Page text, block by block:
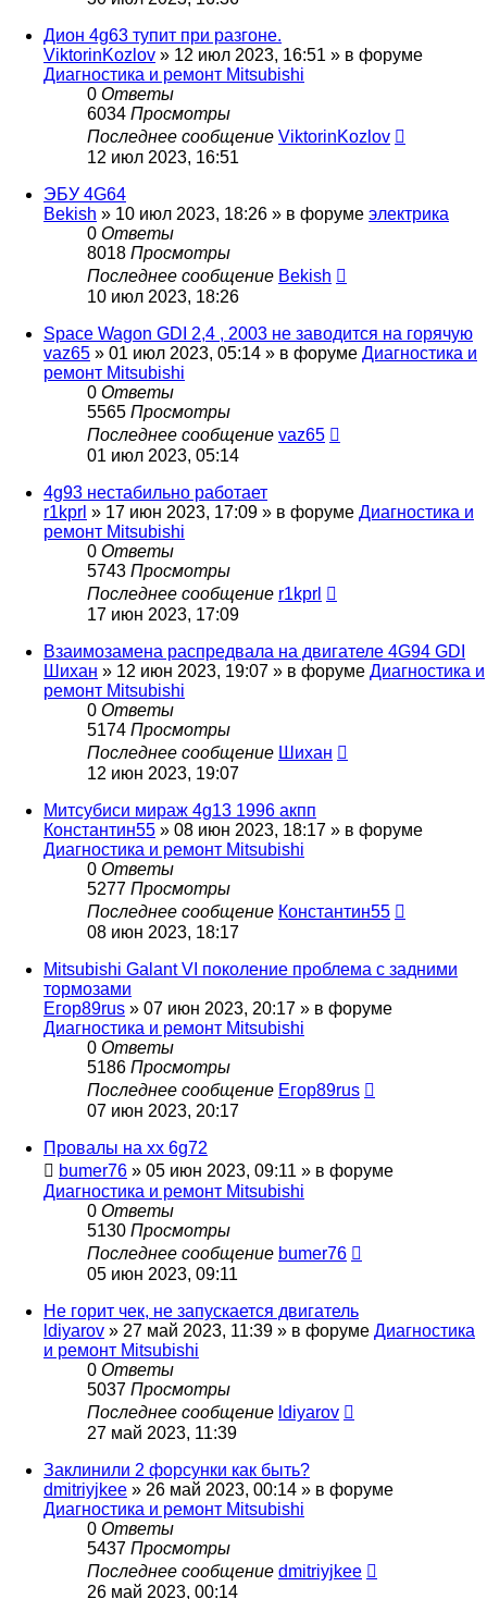
Дион 4g63 тупит при разгоне.
ViktorinKozlov » 12 июл 2023, 16:51 » в форуме
Диагностика и ремонт Mitsubishi
0 Ответы
6034 Просмотры
Последнее сообщение ViktorinKozlov
12 июл 2023, 16:51
ЭБУ 4G64
Bekish » 10 июл 2023, 18:26 » в форуме электрика
0 Ответы
8018 Просмотры
Последнее сообщение Bekish
10 июл 2023, 18:26
Space Wagon GDI 2,4 , 2003 не заводится на горячую
vaz65 » 01 июл 2023, 05:14 » в форуме Диагностика и
ремонт Mitsubishi
0 Ответы
5565 Просмотры
Последнее сообщение vaz65
01 июл 2023, 05:14
4g93 нестабильно работает
r1kprl » 17 июн 2023, 17:09 » в форуме Диагностика и
ремонт Mitsubishi
0 Ответы
5743 Просмотры
Последнее сообщение r1kprl
17 июн 2023, 17:09
Взаимозамена распредвала на двигателе 4G94 GDI
Шихан » 12 июн 2023, 19:07 » в форуме Диагностика и
ремонт Mitsubishi
0 Ответы
5174 Просмотры
Последнее сообщение Шихан
12 июн 2023, 19:07
Митсубиси мираж 4g13 1996 акпп
Константин55 » 08 июн 2023, 18:17 » в форуме
Диагностика и ремонт Mitsubishi
0 Ответы
5277 Просмотры
Последнее сообщение Константин55
08 июн 2023, 18:17
Mitsubishi Galant VI поколение проблема с задними
тормозами
Егор89rus » 07 июн 2023, 20:17 » в форуме
Диагностика и ремонт Mitsubishi
0 Ответы
5186 Просмотры
Последнее сообщение Егор89rus
07 июн 2023, 20:17
Провалы на хх 6g72
bumer76 » 05 июн 2023, 09:11 » в форуме
Диагностика и ремонт Mitsubishi
0 Ответы
5130 Просмотры
Последнее сообщение bumer76
05 июн 2023, 09:11
Не горит чек, не запускается двигатель
ldiyarov » 27 май 2023, 11:39 » в форуме Диагностика
и ремонт Mitsubishi
0 Ответы
5037 Просмотры
Последнее сообщение ldiyarov
27 май 2023, 11:39
Заклинили 2 форсунки как быть?
dmitriyjkee » 26 май 2023, 00:14 » в форуме
Диагностика и ремонт Mitsubishi
0 Ответы
5437 Просмотры
Последнее сообщение dmitriyjkee
26 май 2023, 00:14